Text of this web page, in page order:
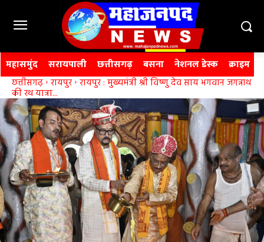
महासमुंद सरायपाली छत्तीसगढ़ बसना नेशनल डेस्क क्राइम
छत्तीसगढ़ रायपुर रायपुर : मुख्यमंत्री श्री विष्णु देव साय भगवान जगन्नाथ
की रथ यात्रा...